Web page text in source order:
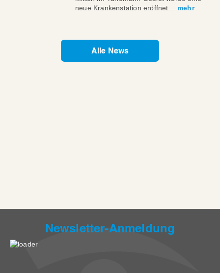
neue Krankenstation eröffnet… mehr
Alle News
Newsletter-Anmeldung